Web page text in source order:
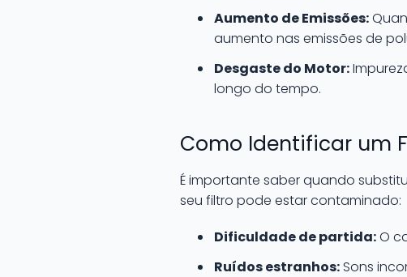
Aumento de Emissões:
aumento nas emissões de
Desgaste do Motor:
longo do tempo.
Como Identificar um
É importante saber quando
seu filtro pode estar contaminado:
Dificuldade de partida:O
Ruídos estranhos: Sons